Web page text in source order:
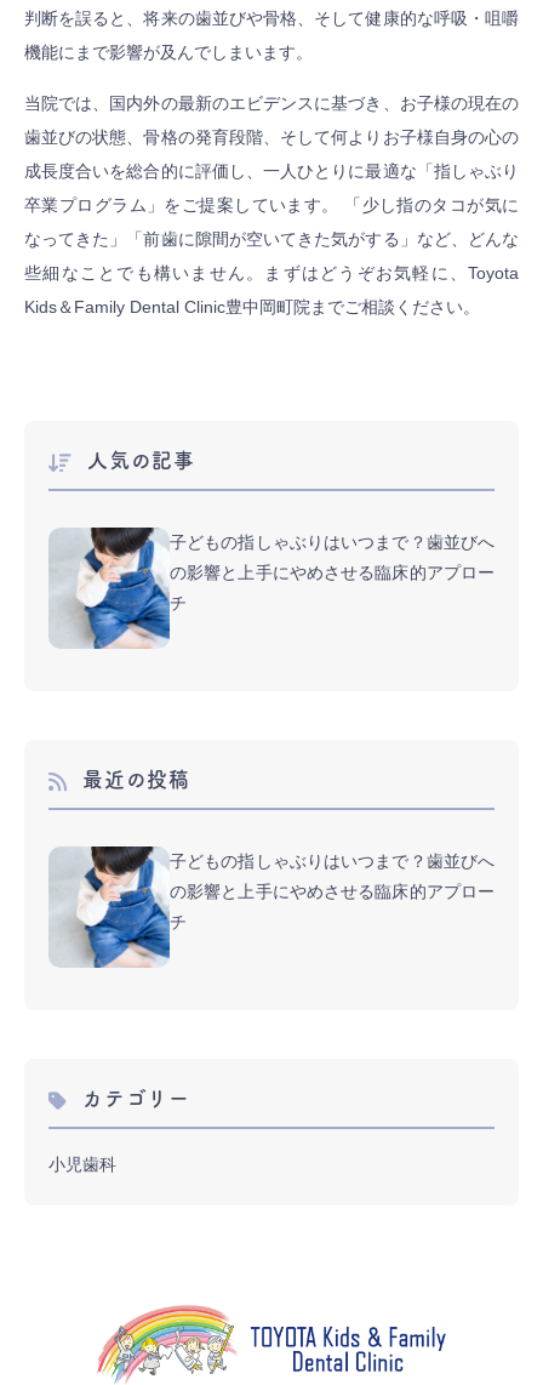
判断を誤ると、将来の歯並びや骨格、そして健康的な呼吸・咀嚼
機能にまで影響が及んでしまいます。
当院では、国内外の最新のエビデンスに基づき、お子様の現在の
歯並びの状態、骨格の発育段階、そして何よりお子様自身の心の
成長度合いを総合的に評価し、一人ひとりに最適な「指しゃぶり
卒業プログラム」をご提案しています。 「少し指のタコが気に
なってきた」「前歯に隙間が空いてきた気がする」など、どんな
些細なことでも構いません。まずはどうぞお気軽に、Toyota
Kids＆Family Dental Clinic豊中岡町院までご相談ください。
人気の記事
子どもの指しゃぶりはいつまで？歯並びへ
の影響と上手にやめさせる臨床的アプロー
チ
最近の投稿
子どもの指しゃぶりはいつまで？歯並びへ
の影響と上手にやめさせる臨床的アプロー
チ
カテゴリー
小児歯科